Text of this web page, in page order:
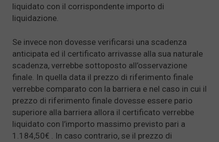
liquidato con il corrispondente importo di
liquidazione.
Se invece non dovesse verificarsi una scadenza
anticipata ed il certificato arrivasse alla sua naturale
scadenza, verrebbe sottoposto all’osservazione
finale. In quella data il prezzo di riferimento finale
verrebbe comparato con la barriera e nel caso in cui il
prezzo di riferimento finale dovesse essere pario
superiore alla barriera allora il certificato verrebbe
liquidato con l’importo massimo previsto pari a
1.184,50€ . In caso contrario, se il prezzo di